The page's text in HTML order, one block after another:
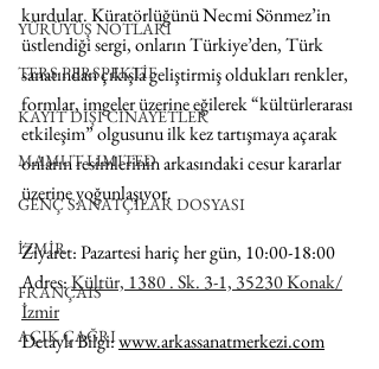
YÜRÜYÜŞ NOTLARI
TERS PERSPEKTİF
KAYIT DIŞI CİNAYETLER
MAMUT LIMITED
GENÇ SANATÇILAR DOSYASI
İZMİR
FRANÇAIS
AÇIK ÇAĞRI
kurdular. Küratörlüğünü Necmi Sönmez’in
üstlendiği sergi, onların Türkiye’den, Türk
sanatından çıkışla geliştirmiş oldukları renkler,
formlar, imgeler üzerine eğilerek “kültürlerarası
etkileşim” olgusunu ilk kez tartışmaya açarak
onların resimlerinin arkasındaki cesur kararlar
üzerine yoğunlaşıyor.
Ziyaret: Pazartesi hariç her gün, 10:00-18:00
Adres: Kültür, 1380 . Sk. 3-1, 35230 Konak/
İzmir
Detaylı Bilgi: www.arkassanatmerkezi.com